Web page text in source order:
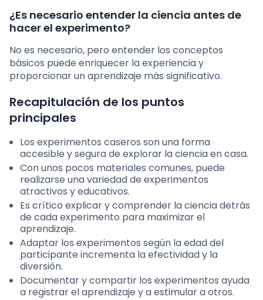
¿Es necesario entender la ciencia antes de
hacer el experimento?
No es necesario, pero entender los conceptos
básicos puede enriquecer la experiencia y
proporcionar un aprendizaje más significativo.
Recapitulación de los puntos
principales
Los experimentos caseros son una forma
accesible y segura de explorar la ciencia en casa.
Con unos pocos materiales comunes, puede
realizarse una variedad de experimentos
atractivos y educativos.
Es crítico explicar y comprender la ciencia detrás
de cada experimento para maximizar el
aprendizaje.
Adaptar los experimentos según la edad del
participante incrementa la efectividad y la
diversión.
Documentar y compartir los experimentos ayuda
a registrar el aprendizaje y a estimular a otros.